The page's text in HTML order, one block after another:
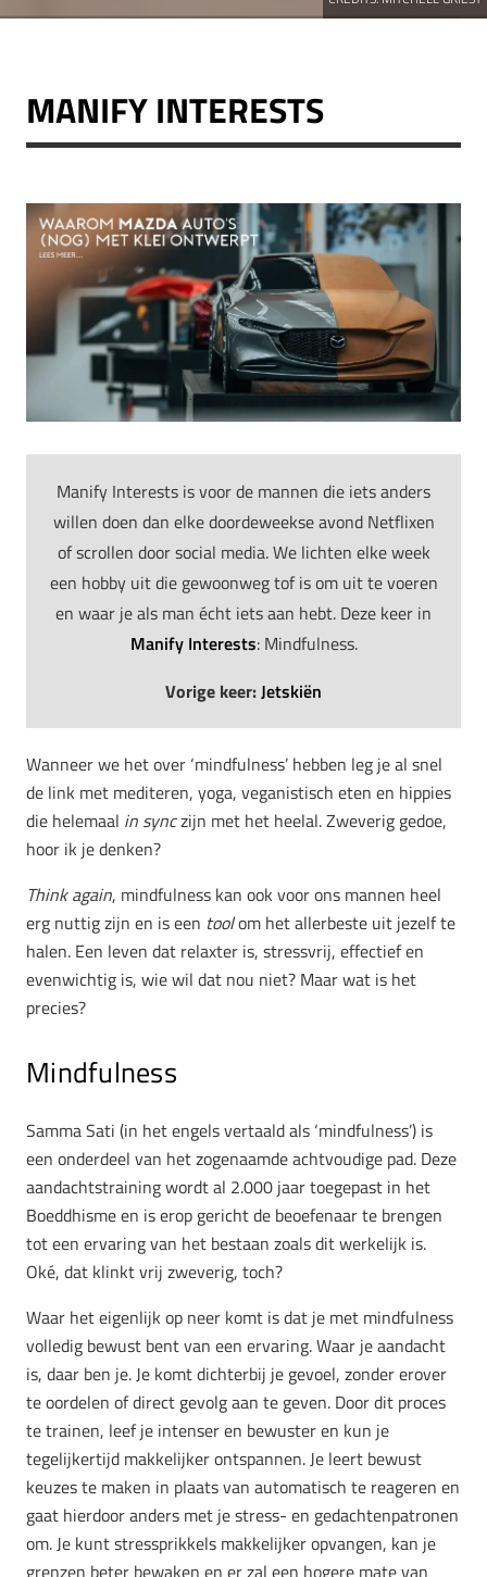
MANIFY INTERESTS
Manify Interests is voor de mannen die iets anders
willen doen dan elke doordeweekse avond Netflixen
of scrollen door social media. We lichten elke week
een hobby uit die gewoonweg tof is om uit te voeren
en waar je als man écht iets aan hebt. Deze keer in
Manify Interests: Mindfulness.
Vorige keer:Jetskiën
Wanneer we het over ‘mindfulness’ hebben leg je al snel
de link met mediteren, yoga, veganistisch eten en hippies
die helemaal in synczijn met het heelal. Zweverig gedoe,
hoor ik je denken?
Think again, mindfulness kan ook voor ons mannen heel
erg nuttig zijn en is een toolom het allerbeste uit jezelf te
halen. Een leven dat relaxter is, stressvrij, effectief en
evenwichtig is, wie wil dat nou niet? Maar wat is het
precies?
Mindfulness
Samma Sati (in het engels vertaald als ‘mindfulness’) is
een onderdeel van het zogenaamde achtvoudige pad. Deze
aandachtstraining wordt al 2.000 jaar toegepast in het
Boeddhisme en is erop gericht de beoefenaar te brengen
tot een ervaring van het bestaan zoals dit werkelijk is.
Oké, dat klinkt vrij zweverig, toch?
Waar het eigenlijk op neer komt is dat je met mindfulness
volledig bewust bent van een ervaring. Waar je aandacht
is, daar ben je. Je komt dichterbij je gevoel, zonder erover
te oordelen of direct gevolg aan te geven. Door dit proces
te trainen, leef je intenser en bewuster en kun je
tegelijkertijd makkelijker ontspannen. Je leert bewust
keuzes te maken in plaats van automatisch te reageren en
gaat hierdoor anders met je stress- en gedachtenpatronen
om. Je kunt stressprikkels makkelijker opvangen, kan je
grenzen beter bewaken en er zal een hogere mate van